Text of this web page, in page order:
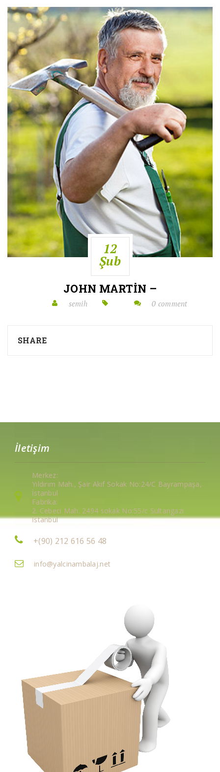
12
Şub
JOHN MARTIN –
semih 0 comment
SHARE
İletişim
Merkez:
Yıldırım Mah., Şair Akif Sokak No:24/C Bayrampaşa,
İstanbul
Fabrika:
2. Cebeci Mah. 2494 sokak No:55/c Sultangazi
İstanbul
+(90) 212 616 56 48
info@yalcinambalaj.net